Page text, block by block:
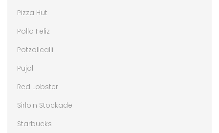
Pizza Hut
Pollo Feliz
Potzollcalli
Pujol
Red Lobster
Sirloin Stockade
Starbucks